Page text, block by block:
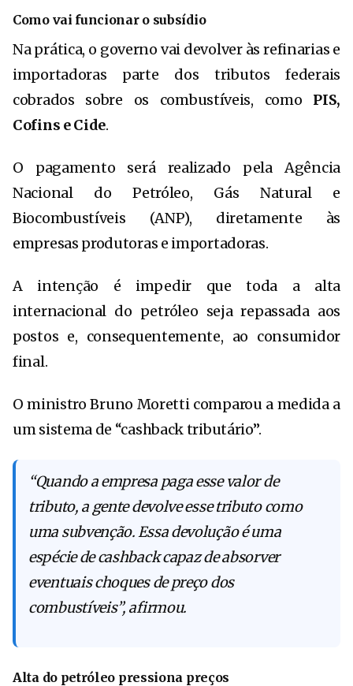
Como vai funcionar o subsídio
Na prática, o governo vai devolver às refinarias e
importadoras parte dos tributos federais
cobrados sobre os combustíveis, como PIS,
Cofins e Cide.
O pagamento será realizado pelaAgência
Nacional do Petróleo, Gás Natural e
Biocombustíveis (ANP), diretamente às
empresas produtoras e importadoras.
A intenção é impedir que toda a alta
internacional do petróleo seja repassada aos
postos e, consequentemente, ao consumidor
final.
O ministro Bruno Moretti comparou a medida a
um sistema de “cashback tributário”.
“Quando a empresa paga esse valor de
tributo, a gente devolve esse tributo como
uma subvenção. Essa devolução é uma
espécie de cashback capaz de absorver
eventuais choques de preço dos
combustíveis”, afirmou.
Alta do petróleo pressiona preços